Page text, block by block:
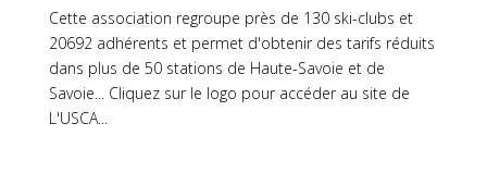
Cette association regroupe près de 130 ski-clubs et
20692 adhérents et permet d'obtenir des tarifs réduits
dans plus de 50 stations de Haute-Savoie et de
Savoie... Cliquez sur le logo pour accéder au site de
L'USCA...